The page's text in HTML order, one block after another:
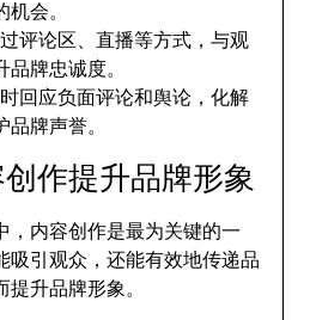
会。
评论区、直播等方式，与观
牌忠诚度。
回应负面评论和舆论，化解
牌声誉。
作提升品牌形象
，内容创作是最为关键的一
吸引观众，还能有效地传递品
升品牌形象。